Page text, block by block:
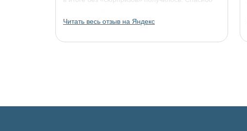
украшениями!
Читать весь отзыв на Яндекс